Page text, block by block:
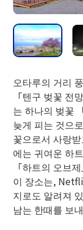
오타루의 거리
「텐구 벚꽃 전
는 하나의 벚꽃
늦게 피는 것으
꽃으로서 사랑
에는 귀여운 하
「하트의 오브
이 장소는,
지로도 알려져
남는 한때를 보
영업시
21:00
【동기
00
※【12/
8 내리
※【 1/1
0~16:00
운행시